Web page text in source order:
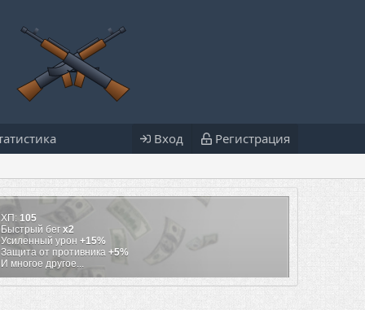
Вход Регистрация
ХП:105
Быстрый бегх2
Усиленный урон+15%
Защита от противника+5%
И многое другое...